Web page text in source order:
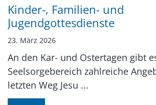
Kinder-, Familien- und
Jugendgottesdienste
23. März 2026
An den Kar- und Ostertagen gibt
Seelsorgebereich zahlreiche
letzten Weg Jesu ...